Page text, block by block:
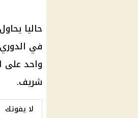
حاليا
في
واحد على
شريف.
لا يفوتك